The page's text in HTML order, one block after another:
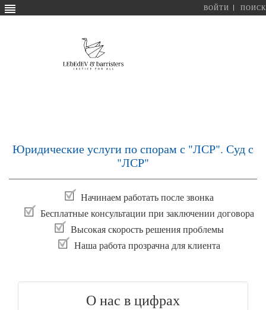
ВОЙТИ ПОИСК
Юридические услуги по спорам с "ЛСР". Суд с
"ЛСР"
Начинаем работать после звонка
Бесплатные консультации при заключении договора
Высокая скорость решения проблемы
Наша работа прозрачна для клиента
О нас в цифрах